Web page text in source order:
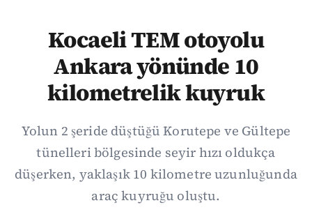
Kocaeli TEM otoyolu
Ankara yönünde 10
kilometrelik kuyruk
Yolun 2 şeride düştüğü Korutepe ve Gültepe
tünelleri bölgesinde seyir hızı oldukça
düşerken, yaklaşık 10 kilometre uzunluğunda
araç kuyruğu oluştu.